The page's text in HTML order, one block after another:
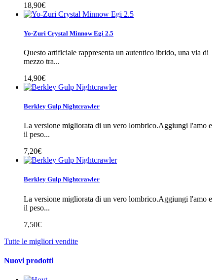
18,90€
Yo-Zuri Crystal Minnow Egi 2.5
Questo artificiale rappresenta un autentico ibrido, una via di
mezzo tra...
14,90€
Berkley Gulp Nightcrawler
La versione migliorata di un vero lombrico.Aggiungi l'amo e
il peso...
7,20€
Berkley Gulp Nightcrawler
La versione migliorata di un vero lombrico.Aggiungi l'amo e
il peso...
7,50€
Tutte le migliori vendite
Nuovi prodotti